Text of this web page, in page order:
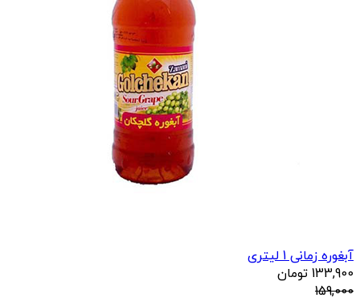
آبغوره زمانی 1 لیتری
133,900 تومان
159,000